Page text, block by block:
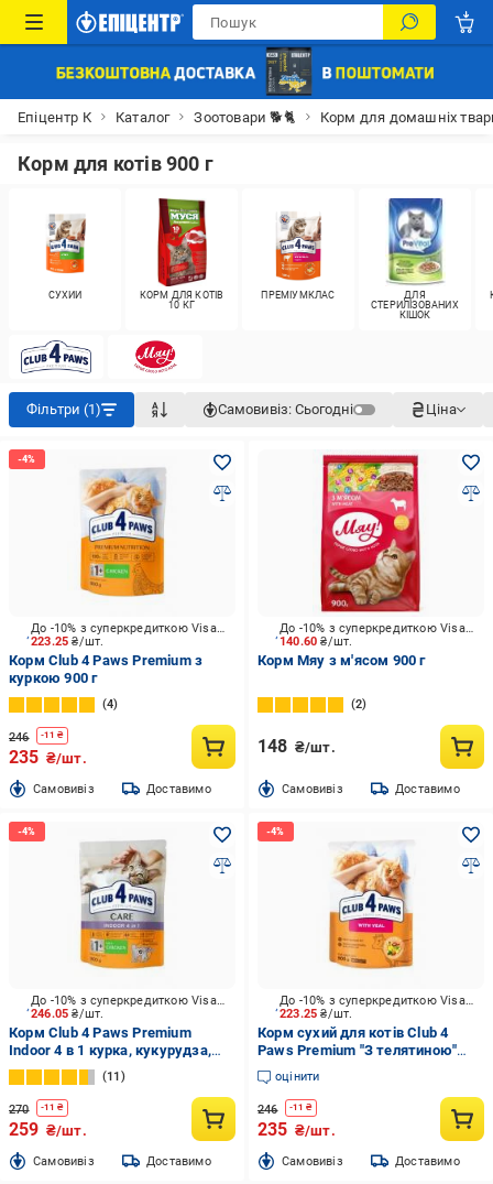
Епіцентр К Каталог Зоотовари 🐕🐈 Корм для домашніх
Корм для котів 900 г
СУХИЙ
КОРМ ДЛЯ КОТІВ
10 КГ
ПРЕМІУМКЛАС
ДЛЯ
СТЕРИЛІЗОВАНИХ
КІШОК
Фільтри (1) Самовивіз: Сьогодні Ціна
223.25₴/шт.
До -10% з суперкредиткою Visa Вигода
Корм Club 4 Paws Premium з
куркою 900 г
4
246 -11 ₴
235 ₴/шт.
Cамовивіз Доставимо
140.60₴/шт.
До -10% з суперкредиткою Visa Вигода
Корм Мяу з м'ясом 900 г
2
148 ₴/шт.
Cамовивіз Доставимо
246.05₴/шт.
До -10% з суперкредиткою Visa Вигода
Корм Club 4 Paws Premium
Indoor 4 в 1 курка, кукурудза,
рис 900 г
11
270 -11 ₴
259 ₴/шт.
Cамовивіз Доставимо
223.25₴/шт.
До -10% з суперкредиткою Visa Вигода
Корм сухий для котів Club 4
Paws Premium "З телятиною"
900 г
оцінити
246 -11 ₴
235 ₴/шт.
Cамовивіз Доставимо